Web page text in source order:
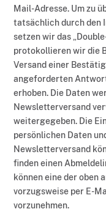
Mail-Adresse. Um zu
tatsächlich durch den
setzen wir das
protokollieren wir die
Versand einer
angeforderten
erhoben. Die Daten
Newsletterversand
weitergegeben. Die
persönlichen Daten
Newsletterversand
finden einen
können eine der oben
vorzugsweise per E-
vorzunehmen.